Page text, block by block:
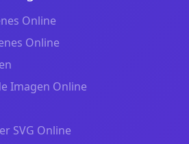
Online
Online
Imagen Online
SVG Online